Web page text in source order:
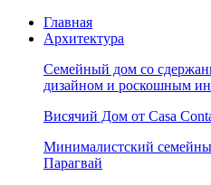
Главная
Архитектура
Семейный дом со
дизайном и роскошным
Висячий Дом от Casa
Минималистский
Парагвай